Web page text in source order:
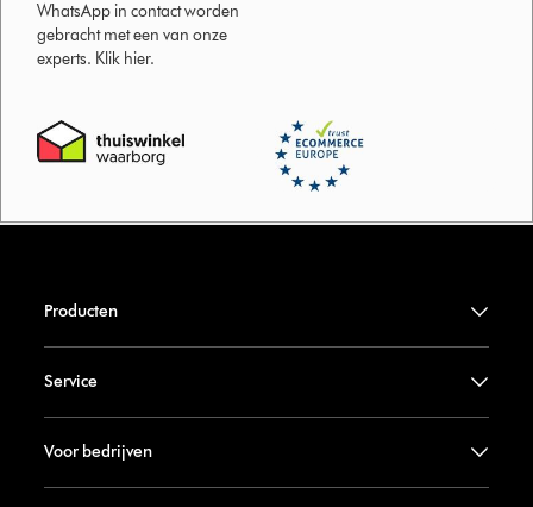
WhatsApp in contact worden
gebracht met een van onze
experts. Klik hier.
Producten
Service
Voor bedrijven